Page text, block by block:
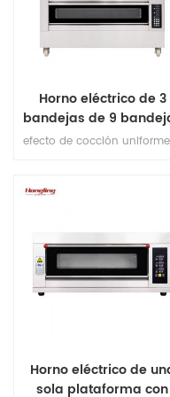
Horno eléctrico de 3
bandejas de 9
con protección contra
efecto de cocción
sobrecarga horno eléctrico
Horno eléctrico de
sola plataforma con